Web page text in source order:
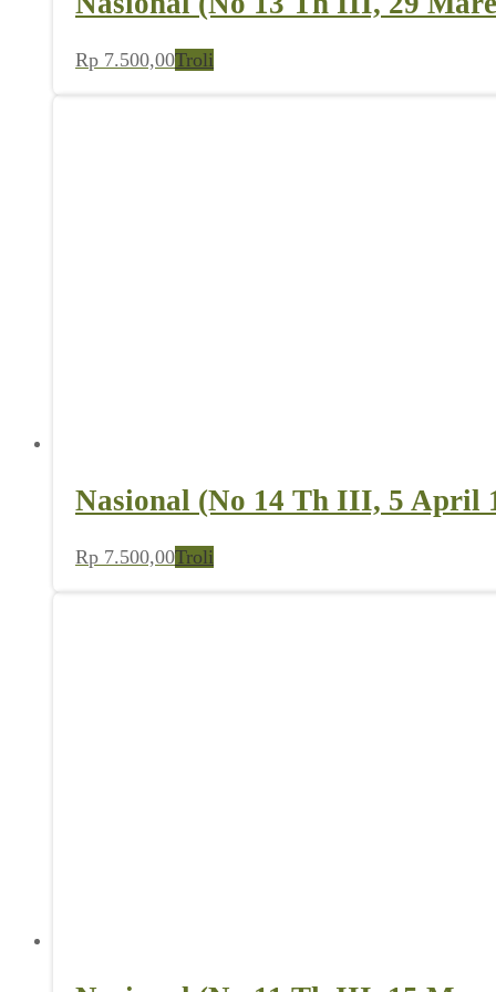
Rp 7.500,00Troli
Nasional (No 14 Th III, 5 April
Rp 7.500,00Troli